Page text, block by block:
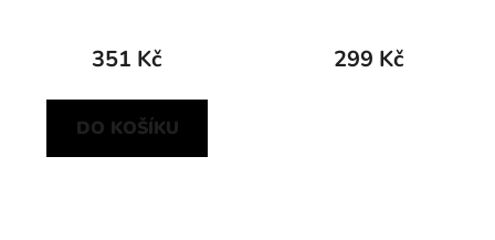
351 Kč
DO KOŠÍKU
299 Kč